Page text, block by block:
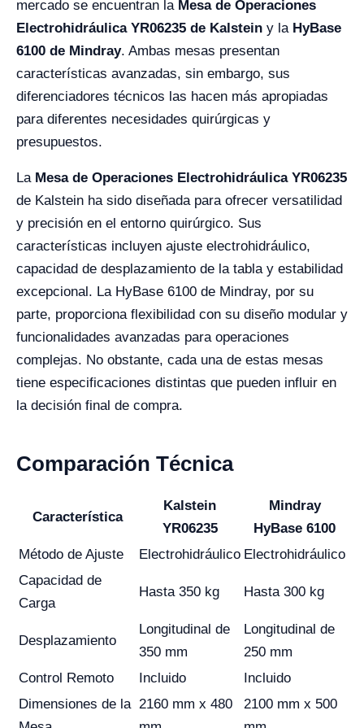
mercado se encuentran la Mesa de Operaciones
Electrohidráulica YR06235 de Kalstein y la HyBase
6100 de Mindray. Ambas mesas presentan
características avanzadas, sin embargo, sus
diferenciadores técnicos las hacen más apropiadas
para diferentes necesidades quirúrgicas y
presupuestos.
La Mesa de Operaciones Electrohidráulica YR06235
de Kalstein ha sido diseñada para ofrecer versatilidad
y precisión en el entorno quirúrgico. Sus
características incluyen ajuste electrohidráulico,
capacidad de desplazamiento de la tabla y estabilidad
excepcional. La HyBase 6100 de Mindray, por su
parte, proporciona flexibilidad con su diseño modular y
funcionalidades avanzadas para operaciones
complejas. No obstante, cada una de estas mesas
tiene especificaciones distintas que pueden influir en
la decisión final de compra.
Comparación Técnica
Característica
Kalstein
YR06235
Mindray
HyBase 6100
Método de Ajuste
Electrohidráulico Electrohidráulico
Capacidad de
Carga
Hasta 350 kg Hasta 300 kg
Desplazamiento
Longitudinal de
350 mm
Longitudinal de
250 mm
Control Remoto
Incluido
Incluido
Dimensiones de la 2160 mm x 480
2100 mm x 500